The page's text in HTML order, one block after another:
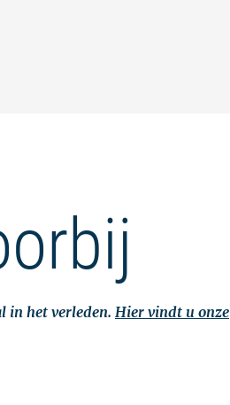
in het verleden. Hier vindt u onze